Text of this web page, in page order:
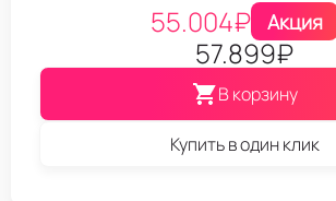
55.004₽ Акция
57.899₽
В корзину
Купить в один клик